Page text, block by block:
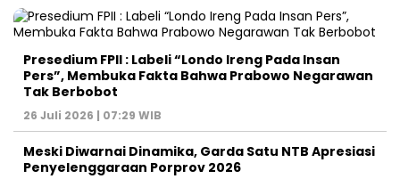
Presedium FPII : Labeli “Londo Ireng Pada Insan
Pers”, Membuka Fakta Bahwa Prabowo Negarawan
Tak Berbobot
26 Juli 2026 | 07:29 WIB
Meski Diwarnai Dinamika, Garda Satu NTB Apresiasi
Penyelenggaraan Porprov 2026 ‎